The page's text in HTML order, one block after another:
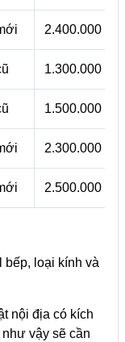
2.400.000 –
1.300.000 –
1.500.000 –
2.300.000 –
2.500.000 –
bếp, loại kính và
nội địa có kích
vậy sẽ cần